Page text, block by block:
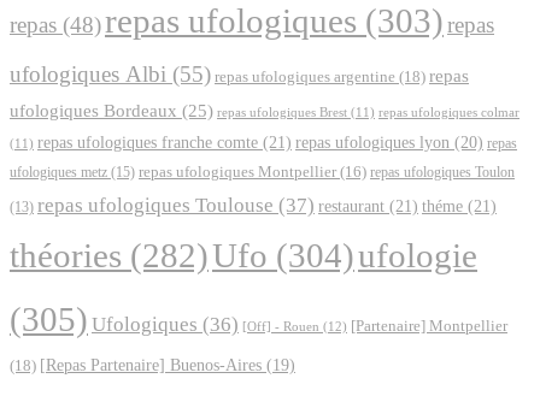
repas (48)repas ufologiques (303)repas
ufologiques Albi (55) repas ufologiques argentine (18) repas
ufologiques Bordeaux (25) repas ufologiques Brest (11) repas ufologiques colmar
(11) repas ufologiques franche comte (21) repas ufologiques lyon (20) repas
ufologiques metz (15) repas ufologiques Montpellier (16) repas ufologiques Toulon
(13) repas ufologiques Toulouse (37) restaurant (21) théme (21)
théories (282)Ufo (304)ufologie
(305) Ufologiques (36) [Off] - Rouen (12) [Partenaire] Montpellier
(18) [Repas Partenaire] Buenos-Aires (19)